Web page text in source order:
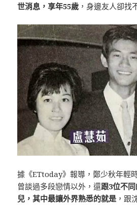
世消息，享年55歲 ，身邊友人卻找
據《ETtoday》報導，鄭少秋年輕
曾談過多段戀情以外，還跟3位不
兒，其中最讓外界熟悉的就是 ，跟